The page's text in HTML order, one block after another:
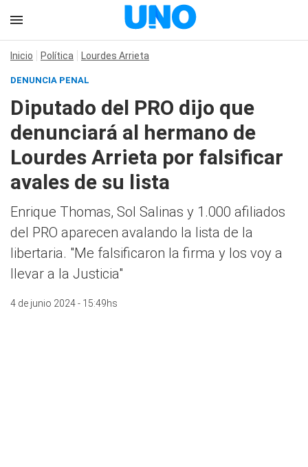
Inicio Política Lourdes Arrieta
DENUNCIA PENAL
Diputado del PRO dijo que
denunciará al hermano de
Lourdes Arrieta por falsificar
avales de su lista
Enrique Thomas, Sol Salinas y 1.000 afiliados
del PRO aparecen avalando la lista de la
libertaria. "Me falsificaron la firma y los voy a
llevar a la Justicia"
4 de junio 2024 - 15:49hs